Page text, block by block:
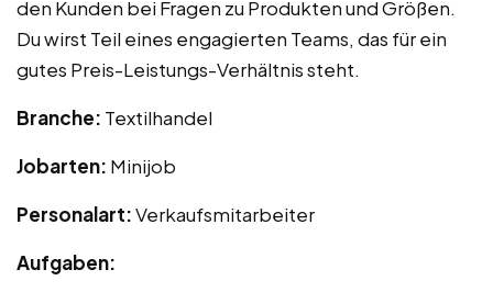
den Kunden bei Fragen zu Produkten und Größen.
Du wirst Teil eines engagierten Teams, das für ein
gutes Preis-Leistungs-Verhältnis steht.
Branche: Textilhandel
Jobarten: Minijob
Personalart:Verkaufsmitarbeiter
Aufgaben: